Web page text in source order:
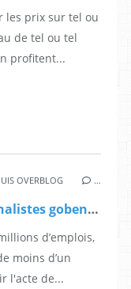
les prix sur tel ou
de tel ou tel
profitent...
OVERBLOG …
CDD-CDI : Les journalistes gobent les gros mensonges de M. Benmeradi
d’emplois,
moins d’un
l'acte de...